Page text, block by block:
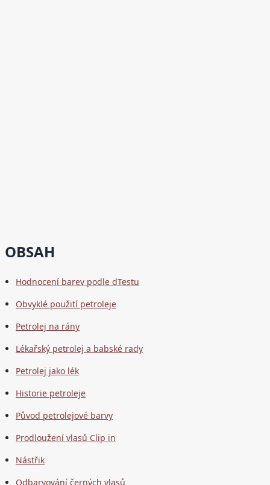
OBSAH
Hodnocení barev podle dTestu
Obvyklé použití petroleje
Petrolej na rány
Lékařský petrolej a babské rady
Petrolej jako lék
Historie petroleje
Původ petrolejové barvy
Prodloužení vlasů Clip in
Nástřik
Odbarvování černých vlasů